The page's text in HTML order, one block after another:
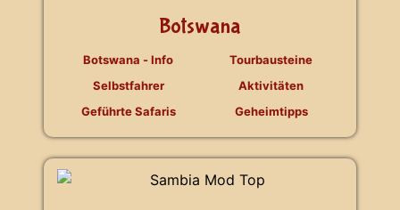
Botswana
Botswana - Info
Selbstfahrer
Geführte Safaris
Tourbausteine
Aktivitäten
Geheimtipps